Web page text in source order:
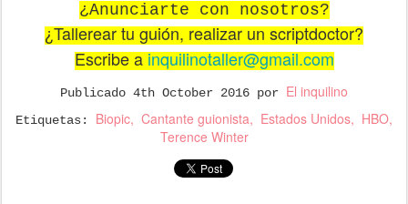
¿Anunciarte con nosotros?
¿Tallerear tu guión, realizar un scriptdoctor?
Escribe ainquilinotaller@gmail.com
Publicado 4th October 2016 por El inquilino
Etiquetas: Biopic Cantante guionista Estados Unidos
HBO
Terence Winter